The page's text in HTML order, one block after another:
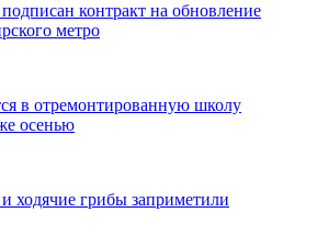
контракт на обновление
метро
в отремонтированную школу
осенью
ходячие грибы заприметили